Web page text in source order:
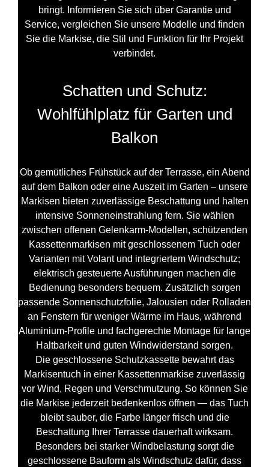
bringt. Informieren Sie sich über Garantie und
Service, vergleichen Sie unsere Modelle und finden
Sie die Markise, die Stil und Funktion für Ihr Projekt
verbindet.
Schatten und Schutz:
Wohlfühlplatz für Garten und
Balkon
Ob gemütliches Frühstück auf der Terrasse, ein Abend
auf dem Balkon oder eine Auszeit im Garten – unsere
Markisen bieten zuverlässige Beschattung und halten
intensive Sonneneinstrahlung fern. Sie wählen
zwischen offenen Gelenkarm-Modellen, schützenden
Kassettenmarkisen mit geschlossenem Tuch oder
Varianten mit Volant und integriertem Windschutz;
elektrisch gesteuerte Ausführungen machen die
Bedienung besonders bequem. Zusätzlich sorgen
passende Sonnenschutzfolie, Jalousien oder Rolladen
an Fenstern für weniger Wärme im Haus, während
Aluminium-Profile und fachgerechte Montage für lange
Haltbarkeit und guten Windwiderstand sorgen.
Die geschlossene Schutzkassette bewahrt das
Markisentuch in einer Kassettenmarkise zuverlässig
vor Wind, Regen und Verschmutzung. So können Sie
die Markise jederzeit bedenkenlos öffnen — das Tuch
bleibt sauber, die Farbe länger frisch und die
Beschattung Ihrer Terrasse dauerhaft wirksam.
Besonders bei starker Windbelastung sorgt die
geschlossene Bauform als Windschutz dafür, dass